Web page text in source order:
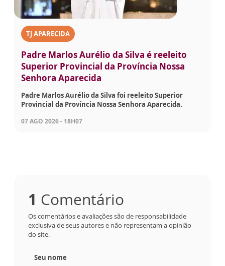
TJ APARECIDA
Padre Marlos Aurélio da Silva é reeleito
Superior Provincial da Província Nossa
Senhora Aparecida
Padre Marlos Aurélio da Silva foi reeleito Superior
Provincial da Província Nossa Senhora Aparecida.
07 AGO 2026 - 18H07
1 Comentário
Os comentários e avaliações são de responsabilidade
exclusiva de seus autores e não representam a opinião
do site.
Seu nome